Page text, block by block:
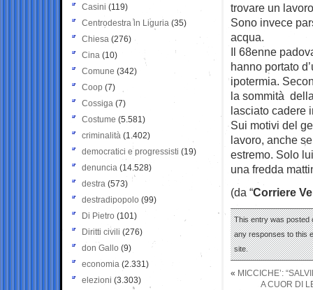
trovare un
Sono invece
acqua.
Il 68enne
hanno portato
ipotermia.
la sommità
lasciato cadere
Sui motivi del
lavoro, anche
estremo. Solo
una fredda
(da “Corriere
This entry was posted
any responses to this
site.
« MICCICHE’:
A CUOR DI
Casini (119)
Centrodestra in Liguria (35)
Chiesa (276)
Cina (10)
Comune (342)
Coop (7)
Cossiga (7)
Costume (5.581)
criminalità (1.402)
democratici e progressisti (19)
denuncia (14.528)
destra (573)
destradipopolo (99)
Di Pietro (101)
Diritti civili (276)
don Gallo (9)
economia (2.331)
elezioni (3.303)